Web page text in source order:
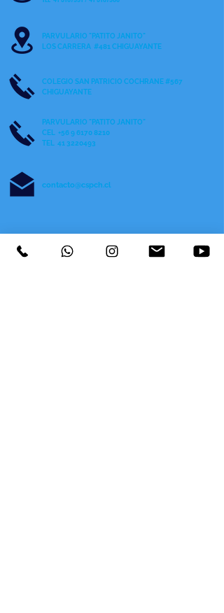
PARVULARIO "PATITO JANITO"
LOS CARRERA #481 CHIGUAYANTE
COLEGIO SAN PATRICIO COCHRANE #567
C HIGUAYANTE
PARVULARIO "PATITO JANITO"
CEL +56 9 6170 8210
TEL
41 3220493
contacto@cspch.cl